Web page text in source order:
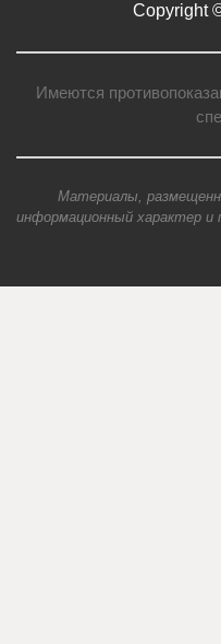
Copyright
Имеются
Материалы,
информационный характер и